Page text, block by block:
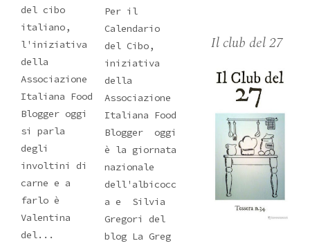
del cibo
italiano,
l'iniziativa
della
Associazione
Italiana Food
Blogger oggi
si parla
degli
involtini di
carne e a
farlo è
Valentina
del...
Per il
Calendario
del Cibo,
iniziativa
della
Associazione
Italiana Food
Blogger oggi
è la giornata
nazionale
dell'albicocc
a e Silvia
Gregori del
blog La Greg
Il club del 27